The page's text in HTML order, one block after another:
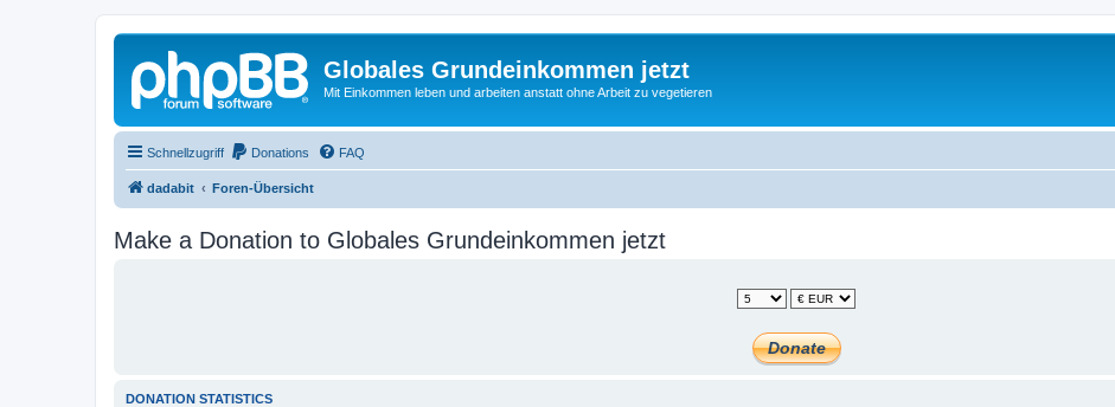
Globales Grundeinkommen jetzt
Mit Einkommen leben und arbeiten anstatt ohne Arbeit zu vegetieren
Schnellzugriff Donations FAQ
dadabit Foren-Übersicht
Make a Donation to Globales Grundeinkommen jetzt
DONATION STATISTICS